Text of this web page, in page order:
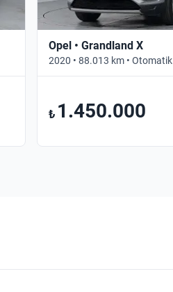
Opel • Grandland X
2020 • 88.013 km • Otomatik
₺ 1.450.000